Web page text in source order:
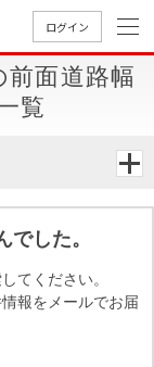
ログイン
前面道路幅
覧
した。
てください。
報をメールでお届